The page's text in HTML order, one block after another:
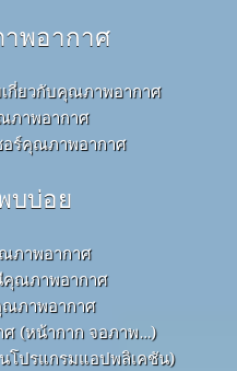
พอากาศ
กี่ยวกับคุณภาพอากาศ
ภาพอากาศ
อร์คุณภาพอากาศ
บบ่อย
ภาพอากาศ
ณภาพอากาศ
ภาพอากาศ
(หน้ากาก จอภาพ…)
โปรแกรมแอปพลิเคชัน)